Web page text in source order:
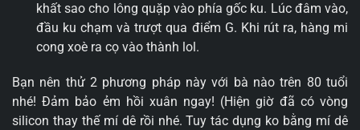
khất sao cho lông quặp vào phía gốc ku. Lúc đâm vào,
đầu ku chạm và trượt qua điểm G. Khi rút ra, hàng mi
cong xoè ra cọ vào thành lol.
Bạn nên thử 2 phương pháp này với bà nào trên 80 tuổi
nhé! Đảm bảo ẻm hồi xuân ngay! (Hiện giờ đã có vòng
silicon thay thế mí dê rồi nhé. Tuy tác dụng ko bằng mí dê